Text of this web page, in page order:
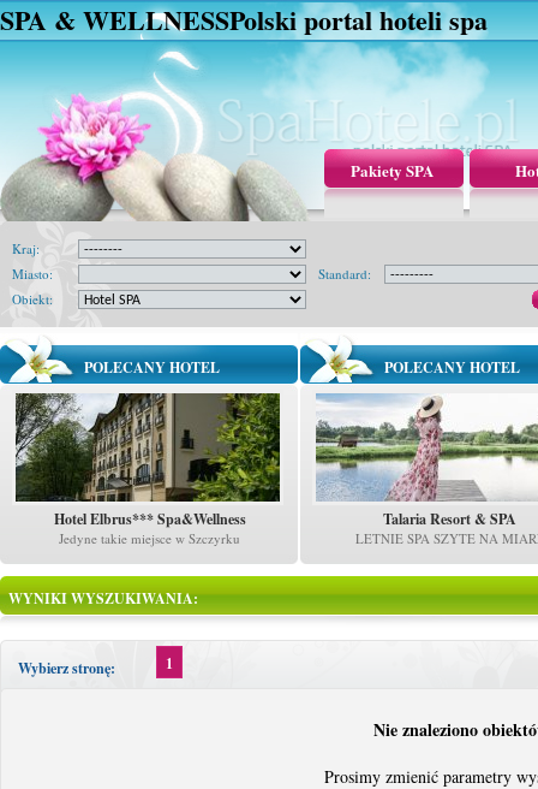
SPA & WELLNESSPolski portal hoteli spa
Pakiety SPA
Kraj:
Miasto:
Standard:
Obiekt:
POLECANY HOTEL
Hotel Elbrus*** Spa&Wellness
Jedyne takie miejsce w Szczyrku
POLECANY HOTEL
Talaria Resort & SPA
LETNIE SPA SZYTE NA
WYNIKI WYSZUKIWANIA:
Wybierz stronę: 1
Nie znaleziono
Prosimy zmienić parametry